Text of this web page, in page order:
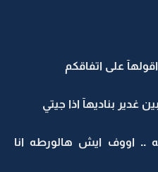
على اتفاقكم
غدير بناديهآ اذا جيتي
.. اووف ايش هالورطه انا